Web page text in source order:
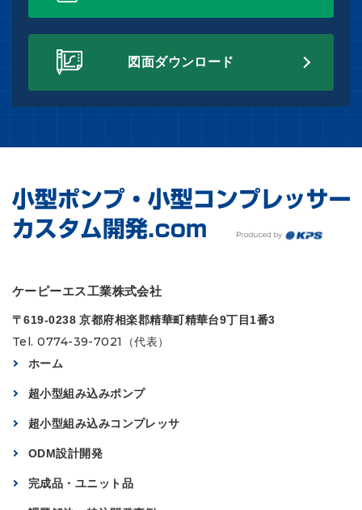
図面ダウンロード
ケーピーエス工業株式会社
〒619-0238 京都府相楽郡精華町精華台9丁目1番3
Tel. 0774-39-7021（代表）
ホーム
超小型組み込みポンプ
超小型組み込みコンプレッサ
ODM設計開発
完成品・ユニット品